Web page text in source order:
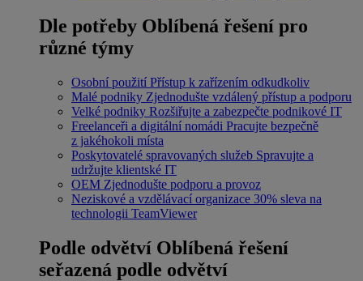
Dle potřeby Oblíbená řešení pro
různé týmy
Osobní použití Přístup k zařízením odkudkoliv
Malé podniky Zjednodušte vzdálený přístup a podporu
Velké podniky Rozšiřujte a zabezpečte podnikové IT
Freelanceři a digitální nomádi Pracujte bezpečně
z jakéhokoli místa
Poskytovatelé spravovaných služeb Spravujte a
udržujte klientské IT
OEM Zjednodušte podporu a provoz
Neziskové a vzdělávací organizace 30% sleva na
technologii TeamViewer
Podle odvětví Oblíbená řešení
seřazená podle odvětví